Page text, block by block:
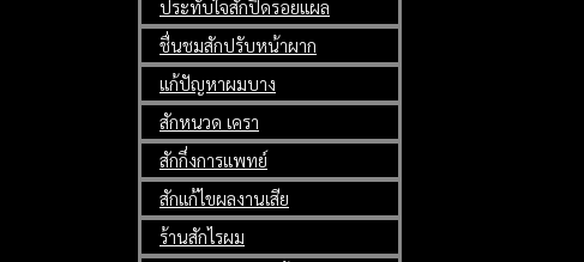
ประทับใจสักปิดรอยแผล
ชื่นชมสักปรับหน้าผาก
แก้ปัญหาผมบาง
สักหนวด เครา
สักกึ่งการแพทย์
สักแก้ไขผลงานเสีย
ร้านสักไรผม